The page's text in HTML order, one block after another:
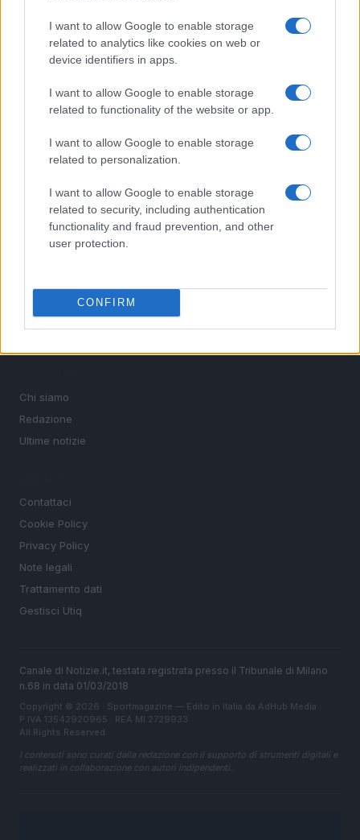
I want to allow Google to enable storage
related to analytics like cookies on web or
device identifiers in apps.
I want to allow Google to enable storage
related to functionality of the website or app.
I want to allow Google to enable storage
related to personalization.
I want to allow Google to enable storage
related to security, including authentication
functionality and fraud prevention, and other
user protection.
CONFIRM
Sportmagazine: notizie, approfondimenti e classifiche su
MotoGP e Olimpiadi. Le ultime news dalle competizioni
nazionali e internazionali, gli highlight delle partite, le
le discipline che fanno emozionare gli appassionati di
SEZIONI
Calcio
Tennis
Motori
Ciclismo
Chi siamo
Redazione
Ultime notizie
Contattaci
Cookie Policy
Privacy Policy
Note legali
Trattamento dati
Gestisci Utiq
Canale di Notizie.it, testata registrata presso il Tribunale di Milano
n.68 in data 01/03/2018
Copyright © 2026 · Sportmagazine — Edito in Italia da AdHub Media
P.IVA 13542920965 · REA MI 2729933
All Rights Reserved
I contenuti sono curati dalla redazione con il supporto di strumenti digitali e
realizzati in collaborazione con autori indipendenti.